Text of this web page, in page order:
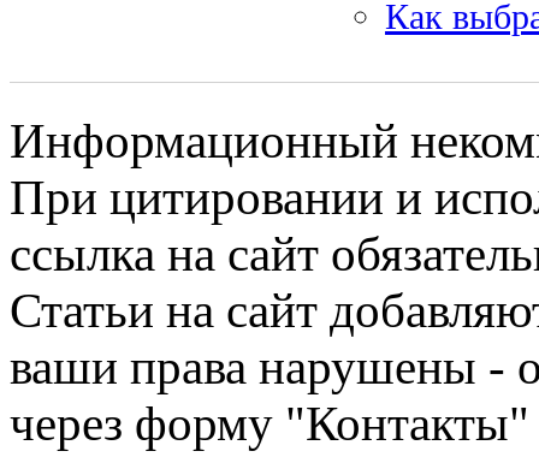
Как
Информационный
При цитировании и
ссылка на сайт
Статьи на сайт
ваши права нарушены -
через форму "Контакты"